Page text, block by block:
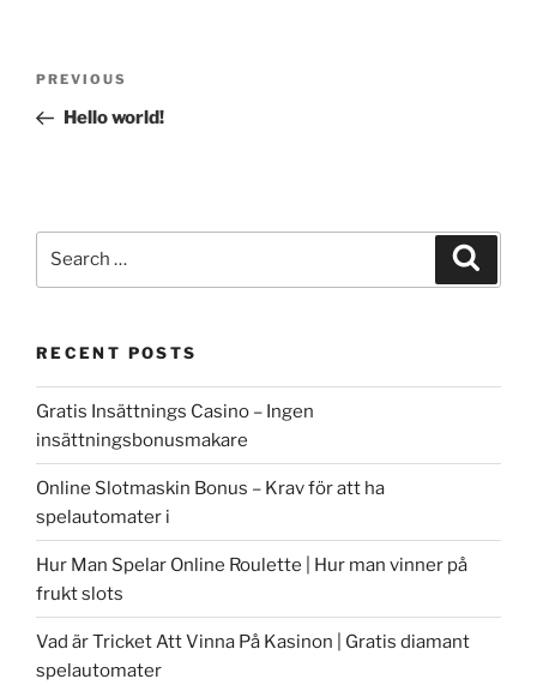
Previous
Post
PREVIOUS
Hello world!
RECENT POSTS
Gratis Insättnings Casino – Ingen
insättningsbonusmakare
Online Slotmaskin Bonus – Krav för att ha
spelautomater i
Hur Man Spelar Online Roulette | Hur man vinner på
frukt slots
Vad är Tricket Att Vinna På Kasinon | Gratis diamant
spelautomater